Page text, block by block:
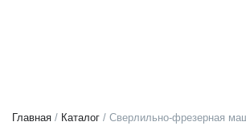
Главная / Каталог / Cверлильно-фрезерная